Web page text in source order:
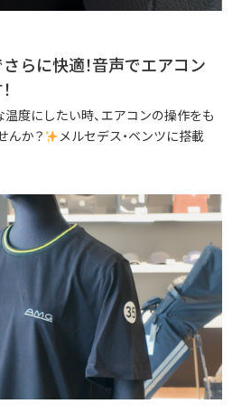
らに快適！音声でエアコン
度にしたい時、エアコンの操作をも
んか？
メルセデス・ベンツに搭載